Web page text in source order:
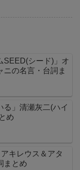
SEED(シード)」オ
ニの名言・台詞ま
る」清瀬灰二(ハイ
め
キレウス＆アタ
まとめ